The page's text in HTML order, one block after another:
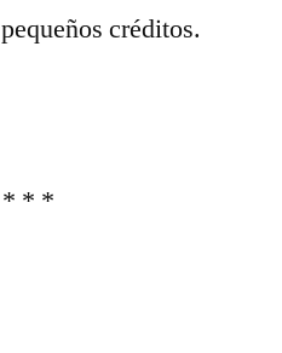
pequeños créditos.
* * *